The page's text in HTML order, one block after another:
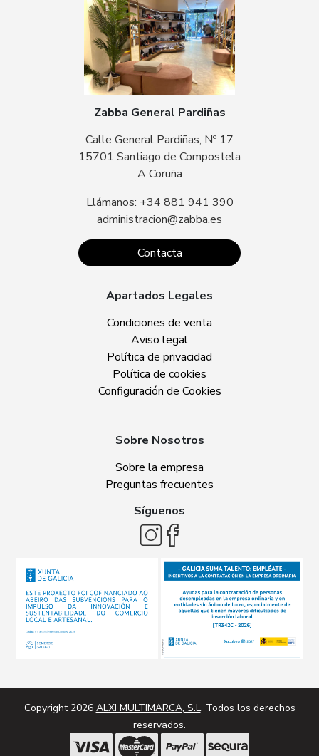
Zabba General Pardiñas
Calle General Pardiñas, Nº 17
15701 Santiago de Compostela
A Coruña
Llámanos: +34 881 941 390
administracion@zabba.es
Contacta
Apartados Legales
Condiciones de venta
Aviso legal
Política de privacidad
Política de cookies
Configuración de Cookies
Sobre Nosotros
Sobre la empresa
Preguntas frecuentes
Síguenos
Copyright 2026 ALXI MULTIMARCA, S.L. Todos los derechos
reservados.